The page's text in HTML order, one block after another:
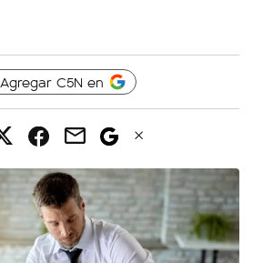
Agregar C5N en